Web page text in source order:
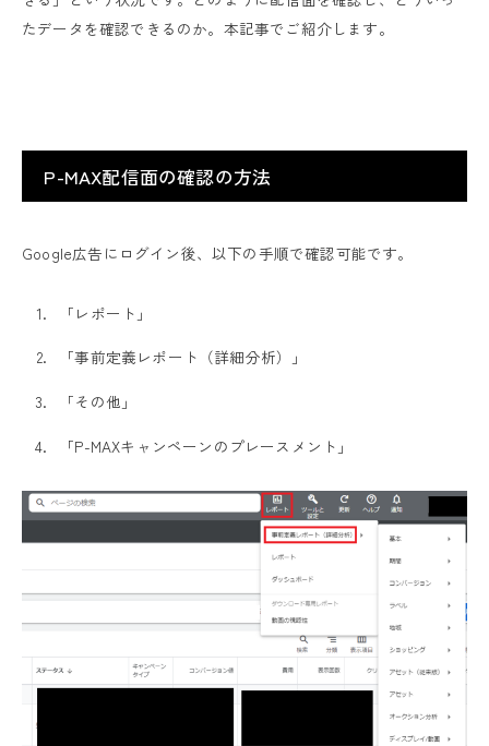
たデータを確認できるのか。本記事でご紹介します。
P-MAX配信面の確認の方法
Google広告にログイン後、以下の手順で確認可能です。
「レポート」
「事前定義レポート（詳細分析）」
「その他」
「P-MAXキャンペーンのプレースメント」